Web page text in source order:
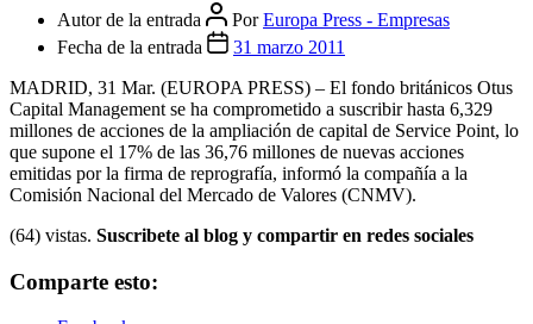
Cerrar el menú
FOROS
INICIAR SESION
Categorías